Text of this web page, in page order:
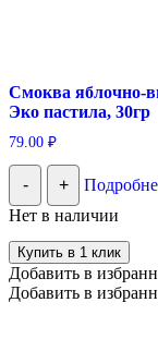
Смоква яблочно-
Эко пастила, 30гр
79.00 ₽
- +
Нет в наличии
Купить в 1 клик
Добавить в
Добавить в